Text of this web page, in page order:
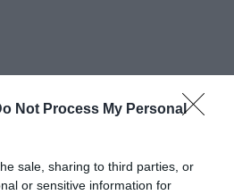
Not Process My Personal
sale, sharing to third parties, or
or sensitive information for